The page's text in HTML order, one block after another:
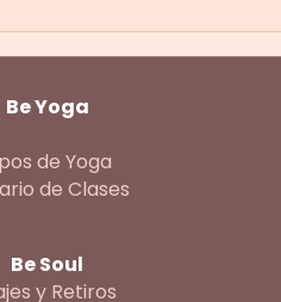
Be Yoga
de Yoga
de Clases
Be Soul
y Retiros